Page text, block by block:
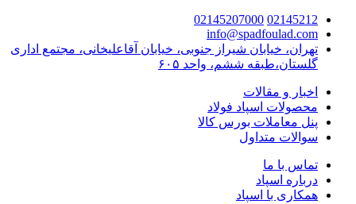
02145212
02145207000
info@spadfoulad.com
تهران، خیابان شیراز جنوبی، خیابان آقاعلیخانی، مجتمع اداری
گلستان،طبقه ششم، واحد ۶۰۵
اخبار و مقالات
محصولات اسپاد فولاد
پنل معاملات بورس کالا
سوالات متداول
تماس با ما
درباره اسپاد
همکاری با اسپاد